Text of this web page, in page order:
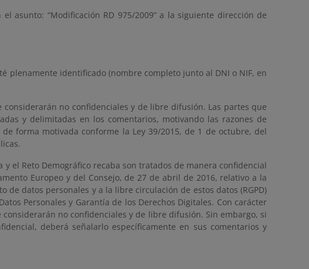
asunto: “Modificación RD 975/2009” a la siguiente dirección de
plenamente identificado (nombre completo junto al DNI o NIF, en
no confidenciales y de libre difusión. Las partes que
y delimitadas en los comentarios, motivando las razones de
forma motivada conforme la Ley 39/2015, de 1 de octubre, del
el Reto Demográfico recaba son tratados de manera confidencial
Europeo y del Consejo, de 27 de abril de 2016, relativo a la
datos personales y a la libre circulación de estos datos (RGPD)
Personales y Garantía de los Derechos Digitales. Con carácter
no confidenciales y de libre difusión. Sin embargo, si
deberá señalarlo específicamente en sus comentarios y